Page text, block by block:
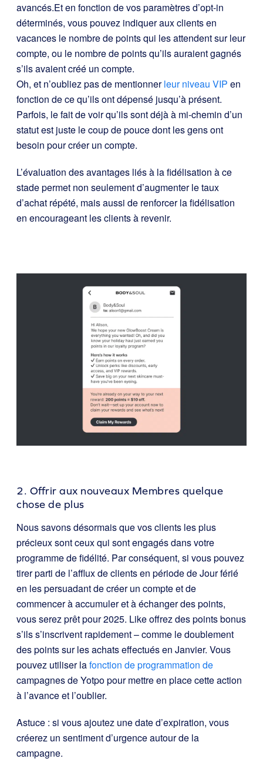
avancés.Et en fonction de vos paramètres d’opt-in
déterminés, vous pouvez indiquer aux clients en
vacances le nombre de points qui les attendent sur leur
compte, ou le nombre de points qu’ils auraient gagnés
s’ils avaient créé un compte.
Oh, et n’oubliez pas de mentionnerleur niveau VIP en
fonction de ce qu’ils ont dépensé jusqu’à présent.
Parfois, le fait de voir qu’ils sont déjà à mi-chemin d’un
statut est juste le coup de pouce dont les gens ont
besoin pour créer un compte.
L’évaluation des avantages liés à la fidélisation à ce
stade permet non seulement d’augmenter le taux
d’achat répété, mais aussi de renforcer la fidélisation
en encourageant les clients à revenir.
2. Offrir aux nouveaux Membres quelque
chose de plus
Nous savons désormais que vos clients les plus
précieux sont ceux qui sont engagés dans votre
programme de fidélité. Par conséquent, si vous pouvez
tirer parti de l’afflux de clients en période de Jour férié
en les persuadant de créer un compte et de
commencer à accumuler et à échanger des points,
vous serez prêt pour 2025. Like offrez des points bonus
s’ils s’inscrivent rapidement – comme le doublement
des points sur les achats effectués en Janvier. Vous
pouvez utiliser lafonction de programmation de
campagnes de Yotpo pour mettre en place cette action
à l’avance et l’oublier.
Astuce : si vous ajoutez une date d’expiration, vous
créerez un sentiment d’urgence autour de la
campagne.